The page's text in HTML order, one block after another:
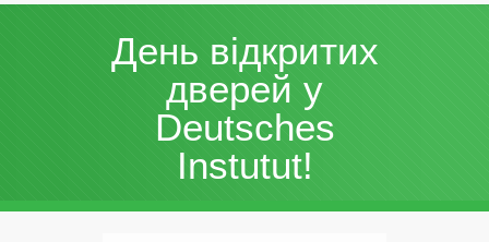
День відкритих
дверей у
Deutsches
Instutut!